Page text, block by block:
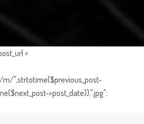
=
m/",strtotime($previous_post-
>post_date)).".jpg";